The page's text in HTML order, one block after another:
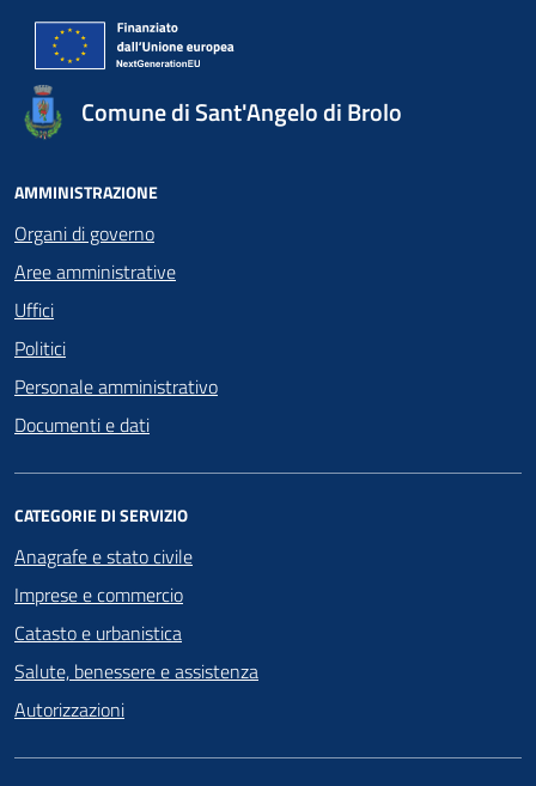
Comune di Sant'Angelo di Brolo
AMMINISTRAZIONE
Organi di governo
Aree amministrative
Uffici
Politici
Personale amministrativo
Documenti e dati
CATEGORIE DI SERVIZIO
Anagrafe e stato civile
Imprese e commercio
Catasto e urbanistica
Salute, benessere e assistenza
Autorizzazioni